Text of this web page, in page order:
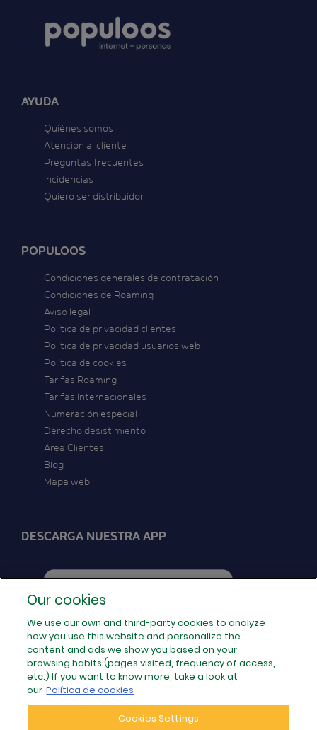
AYUDA
Quiénes somos
Atención al cliente
Preguntas frecuentes
Incidencias
Quiero ser distribuidor
POPULOOS
Condiciones generales de contratación
Condiciones de Roaming
Aviso legal
Política de privacidad clientes
Política de privacidad usuarios web
Política de cookies
Tarifas Roaming
Tarifas Internacionales
Numeración especial
Derecho desistimiento
Área Clientes
Blog
Mapa web
DESCARGA NUESTRA APP
SÍGUENOS EN REDES
Our cookies
We use our own and third-party cookies to analyze
how you use this website and personalize the
content and ads we show you based on your
browsing habits (pages visited, frequency of access,
etc.) If you want to know more, take a look at
our Política de cookies
Cookies Settings